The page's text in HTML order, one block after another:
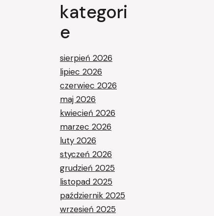
kategori
e
sierpień 2026
lipiec 2026
czerwiec 2026
maj 2026
kwiecień 2026
marzec 2026
luty 2026
styczeń 2026
grudzień 2025
listopad 2025
październik 2025
wrzesień 2025